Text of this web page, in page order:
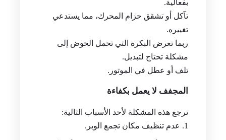
بفعالية.
تآكل أو تشقق حزام المحرك، مما يستدعي
تغييره.
ربما تعرض البكرة التي تحمل الحوض إلى
مشكلة تحتاج لتبديل.
تلف أو عطل في الموتور.
المجفف لا يعمل بكفاءة
ترجع هذه المشكلة لأحد الأسباب التالية:
عدم تنظيف مكان تجمع الوبر.